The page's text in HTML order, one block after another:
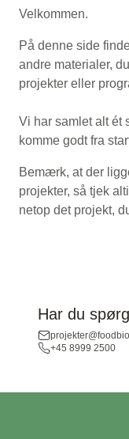
Velkommen.
På denne side
andre materialer,
projekter eller
Vi har samlet alt ét
komme godt fra
Bemærk, at der
projekter, så tjek
netop det projekt,
Har du
+45 8999 2500